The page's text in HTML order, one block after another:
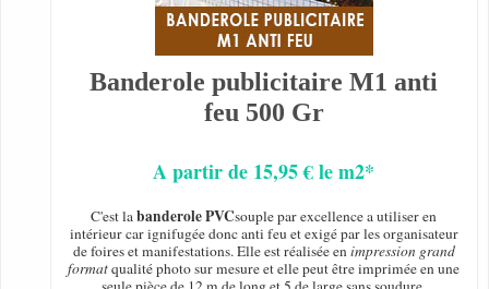
Banderole publicitaire M1 anti
feu 500 Gr
A partir de 15,95 € le m2*
C'est labanderole PVCsouple par excellence a utiliser en
intérieur car ignifugée donc anti feu et exigé par les organisateur
de foires et manifestations. Elle est réalisée enimpression grand
formatqualité photo sur mesure et elle peut être imprimée en une